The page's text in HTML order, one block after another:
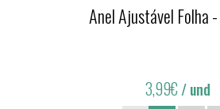
Anel Ajustável Folha
3,99€/ und